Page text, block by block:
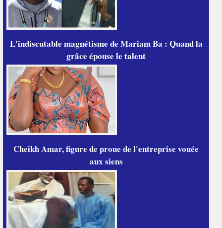
L'indiscutable magnétisme de Mariam Ba : Quand la
grâce épouse le talent
Cheikh Amar, figure de proue de l'entreprise vouée
aux siens